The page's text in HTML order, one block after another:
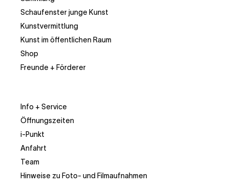
Schaufenster junge Kunst
Kunstvermittlung
Kunst im öffentlichen Raum
Shop
Freunde + Förderer
Info + Service
Öffnungszeiten
i-Punkt
Anfahrt
Team
Hinweise zu Foto- und Filmaufnahmen